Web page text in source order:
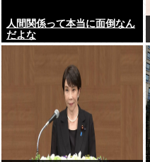
人間関係って本当に面倒なん
だよな